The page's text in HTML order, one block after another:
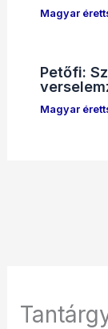
Magyar
Petőfi:
Magyar